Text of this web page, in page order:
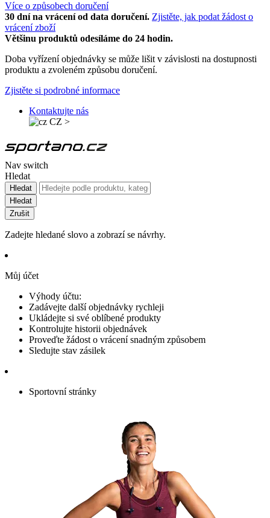
Více o způsobech doručení
30 dní na vrácení od data doručení. Zjistěte, jak podat žádost o
vrácení zboží
Většinu produktů odesíláme do 24 hodin.
Doba vyřízení objednávky se může lišit v závislosti na dostupnosti
produktu a zvoleném způsobu doručení.
Zjistěte si podrobné informace
Kontaktujte nás
CZ >
Nav switch
Hledat
Hledat
Hledat
Zrušit
Zadejte hledané slovo a zobrazí se návrhy.
Můj účet
Výhody účtu:
Zadávejte další objednávky rychleji
Ukládejte si své oblíbené produkty
Kontrolujte historii objednávek
Proveďte žádost o vrácení snadným způsobem
Sledujte stav zásilek
Sportovní stránky